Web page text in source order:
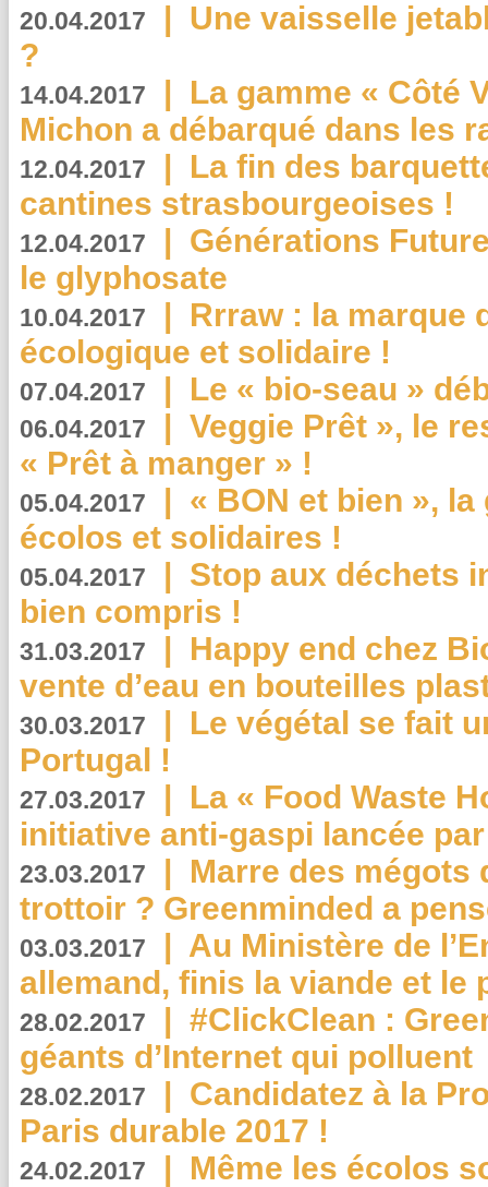
20.04.2017 | Une vaisselle
?
14.04.2017 | La gamme « Côté
Michon a débarqué dans les
12.04.2017 | La fin des
cantines strasbourgeoises !
12.04.2017 | Générations
le glyphosate
10.04.2017 | Rrraw : la marque
écologique et solidaire !
07.04.2017 | Le « bio-seau »
06.04.2017 | Veggie Prêt », le
« Prêt à manger » !
05.04.2017 | « BON et bien »,
écolos et solidaires !
05.04.2017 | Stop aux déchets
bien compris !
31.03.2017 | Happy end chez
vente d’eau en bouteilles
30.03.2017 | Le végétal se fait
Portugal !
27.03.2017 | La « Food Waste
initiative anti-gaspi lancée
23.03.2017 | Marre des mégots
trottoir ? Greenminded a
03.03.2017 | Au Ministère de
allemand, finis la viande et le
28.02.2017 | #ClickClean :
géants d’Internet qui polluent
28.02.2017 | Candidatez à la
Paris durable 2017 !
24.02.2017 | Même les écolos